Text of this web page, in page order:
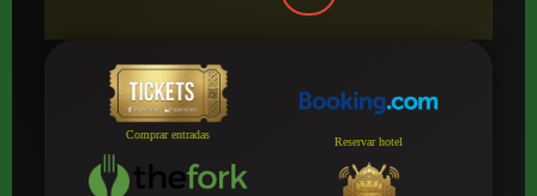
Comprar entradas
Reservar hotel